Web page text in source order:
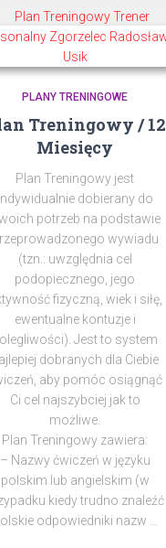
PLANY TRENINGOWE
Treningowy / 12
Miesięcy
Plan Treningowy jest
dobierany do
potrzeb na podstawie
wywiadu
(tzn.: uwzględnia cel
podopiecznego, jego
fizyczną, wiek i siłę,
ewentualne kontuzje i
Jest to system
dobranych dla Ciebie
aby pomóc osiągnąć
Ci cel najszybciej jak to
możliwe.
Plan Treningowy zawiera:
– Nazwy ćwiczeń w języku
polskim lub angielskim (w
kiedy trudno znaleźć
odpowiedniki nazw …